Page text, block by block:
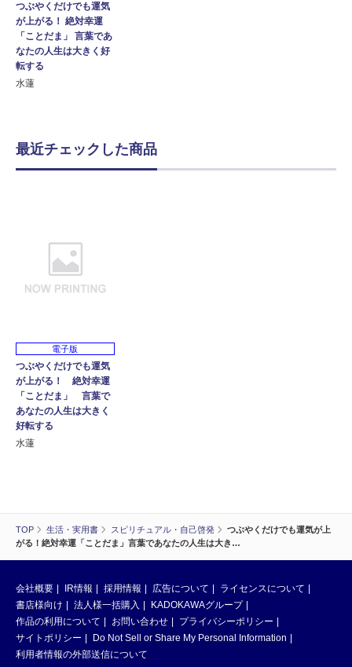
TOP 生活・実用書 スピリチュアル・自己啓発
つぶやくだけでも運気が上
がる！絶対幸運「ことだま」言葉であなたの人生は大き…
つぶやくだけでも運気
が上がる！ 絶対幸運
「ことだま」 言葉であ
なたの人生は大きく好
転する
水蓮
最近チェックした商品
電子版
つぶやくだけでも運気
が上がる！ 絶対幸運
「ことだま」 言葉で
あなたの人生は大きく
好転する
水蓮
会社概要 IR情報 採用情報 広告について
ライセンスについて
書店様向け
法人様一括購入
KADOKAWAグループ
作品の利用について
お問い合わせ
プライバシーポリシー
サイトポリシー
Do Not Sell or Share My Personal Information
利用者情報の外部送信について